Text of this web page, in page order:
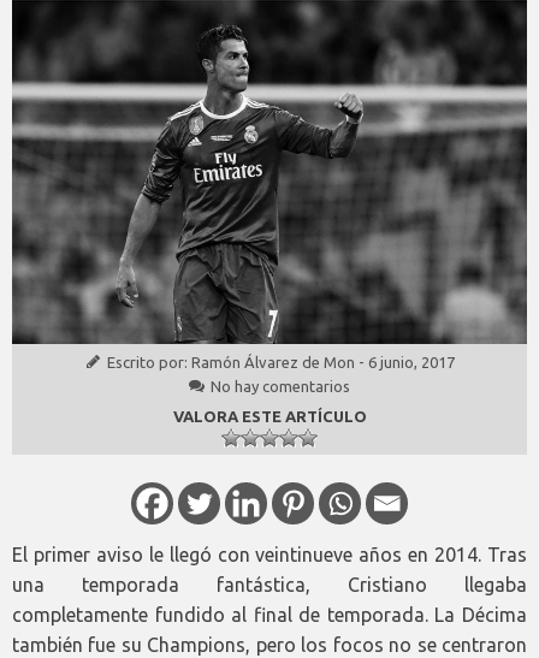
Escrito por: Ramón Álvarez de Mon - 6 junio, 2017
No hay comentarios
VALORA ESTE ARTÍCULO
El primer aviso le llegó con veintinueve años en 2014. Tras
una temporada fantástica, Cristiano llegaba
completamente fundido al final de temporada. La Décima
también fue su Champions, pero los focos no se centraron